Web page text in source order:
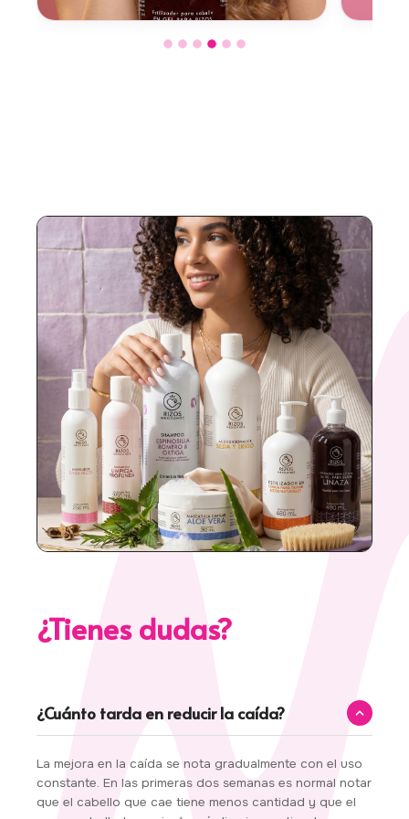
¿Tienes dudas?
¿Cuánto tarda en reducir la caída?
La mejora en la caída se nota gradualmente con el uso
constante. En las primeras dos semanas es normal notar
que el cabello que cae tiene menos cantidad y que el